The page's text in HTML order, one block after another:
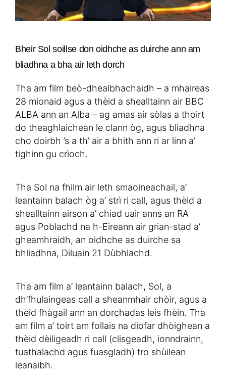
Bheir Sol soillse don oidhche as duirche ann am
bliadhna a bha air leth dorch
Tha am film beò-dhealbhachaidh – a mhaireas
28 mionaid agus a thèid a shealltainn air BBC
ALBA ann an Alba – ag amas air sòlas a thoirt
do theaghlaichean le clann òg, agus bliadhna
cho doirbh ’s a th’ air a bhith ann ri ar linn a’
tighinn gu crìoch.
Tha Sol na fhilm air leth smaoineachail, a’
leantainn balach òg a’ strì ri call, agus thèid a
shealltainn airson a’ chiad uair anns an RA
agus Poblachd na h-Eireann air grian-stad a’
gheamhraidh, an oidhche as duirche sa
bhliadhna, Diluain 21 Dùbhlachd.
Tha am film a’ leantainn balach, Sol, a
dh’fhulaingeas call a sheanmhair chòir, agus a
thèid fhàgail ann an dorchadas leis fhèin. Tha
am film a’ toirt am follais na diofar dhòighean a
thèid dèiligeadh ri call (clisgeadh, ionndrainn,
tuathalachd agus fuasgladh) tro shùilean
leanaibh.